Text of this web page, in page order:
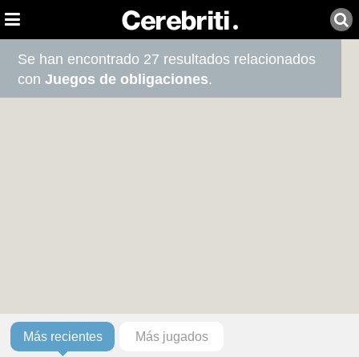
Se han encontrado 27 resultados relacionados
conJuegos de obligaciones.
Más recientes Más jugados